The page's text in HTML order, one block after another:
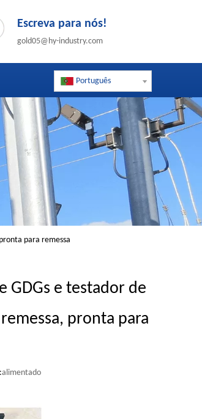
Escreva para nós!
gold05@hy-industry.com
Português
para remessa
GDGs e testador de
pronta para
alimentado